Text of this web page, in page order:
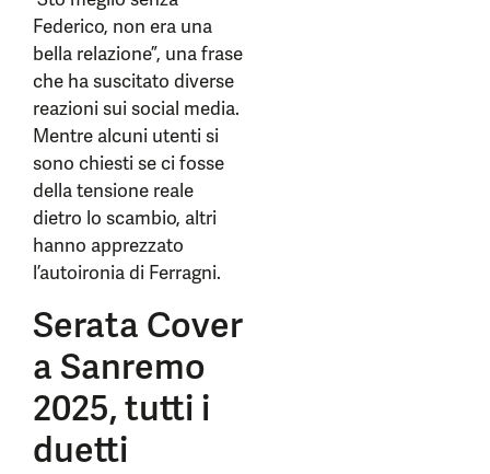
Federico, non era una
bella relazione”, una frase
che ha suscitato diverse
reazioni sui social media.
Mentre alcuni utenti si
sono chiesti se ci fosse
della tensione reale
dietro lo scambio, altri
hanno apprezzato
l’autoironia di Ferragni.
Serata Cover
a Sanremo
2025, tutti i
duetti